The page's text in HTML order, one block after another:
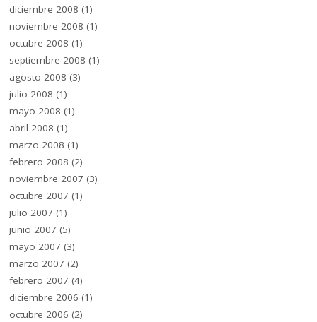
diciembre 2008 (1)
noviembre 2008 (1)
octubre 2008 (1)
septiembre 2008 (1)
agosto 2008 (3)
julio 2008 (1)
mayo 2008 (1)
abril 2008 (1)
marzo 2008 (1)
febrero 2008 (2)
noviembre 2007 (3)
octubre 2007 (1)
julio 2007 (1)
junio 2007 (5)
mayo 2007 (3)
marzo 2007 (2)
febrero 2007 (4)
diciembre 2006 (1)
octubre 2006 (2)